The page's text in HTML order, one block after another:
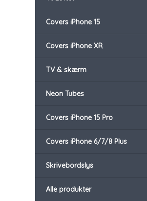
Covers iPhone 15
Covers iPhone XR
TV & skærm
Neon Tubes
Covers iPhone 15 Pro
Covers iPhone 6/7/8 Plus
Skrivebordslys
Alle produkter